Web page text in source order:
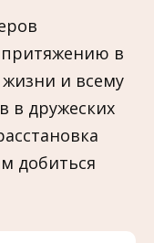
притяжению в
и всему
в дружеских
добиться